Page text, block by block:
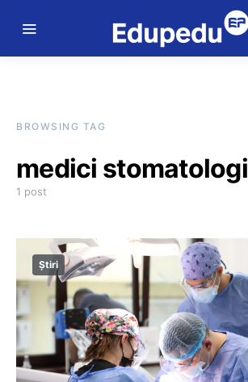
BROWSING TAG
medici stomatologi
1 post
Știri